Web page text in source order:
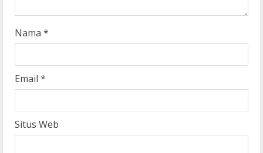
g
Nama *
Email *
Situs Web